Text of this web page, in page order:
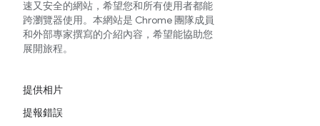
速又安全的網站，希望您和所有使用者都能
跨瀏覽器使用。本網站是 Chrome 團隊成員
和外部專家撰寫的介紹內容，希望能協助您
展開旅程。
提供相片
提報錯誤